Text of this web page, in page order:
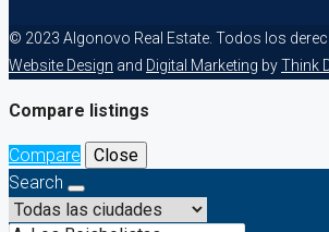
© 2023 Algonovo Real Estate. Todos los
Website Design and Digital Marketing byThink
Compare listings
Compare
Close
Search